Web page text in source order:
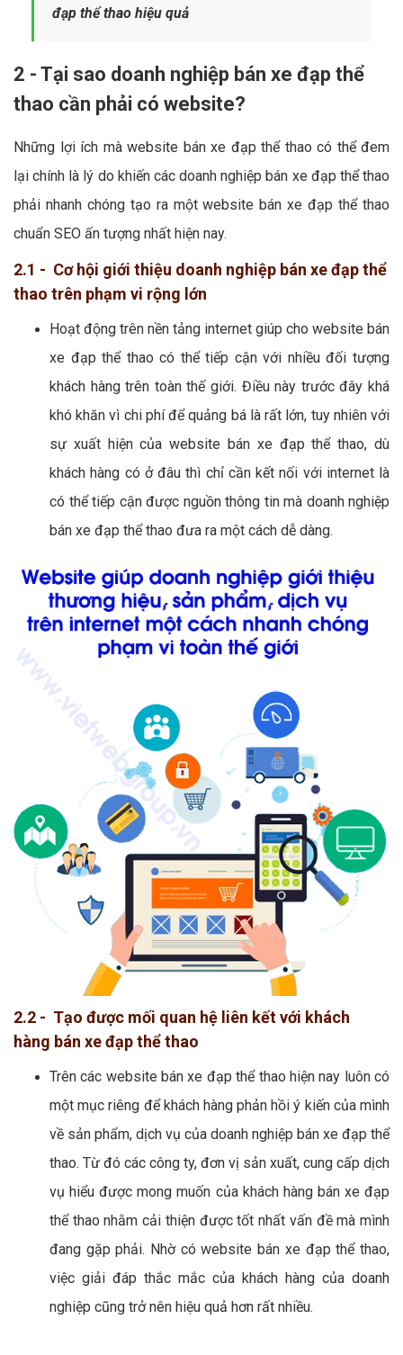
đạp thể thao hiệu quả
2 - Tại sao doanh nghiệp bán xe đạp thể
thao cần phải có website?
Những lợi ích mà website bán xe đạp thể thao có thể đem
lại chính là lý do khiến các doanh nghiệp bán xe đạp thể thao
phải nhanh chóng tạo ra một website bán xe đạp thể thao
chuẩn SEO ấn tượng nhất hiện nay.
2.1 - Cơ hội giới thiệu doanh nghiệp bán xe đạp thể
thao trên phạm vi rộng lớn
Hoạt động trên nền tảng internet giúp cho website bán
xe đạp thể thao có thể tiếp cận với nhiều đối tượng
khách hàng trên toàn thế giới. Điều này trước đây khá
khó khăn vì chi phí để quảng bá là rất lớn, tuy nhiên với
sự xuất hiện của website bán xe đạp thể thao, dù
khách hàng có ở đâu thì chỉ cần kết nối với internet là
có thể tiếp cận được nguồn thông tin mà doanh nghiệp
bán xe đạp thể thao đưa ra một cách dễ dàng.
2.2 - Tạo được mối quan hệ liên kết với khách
hàng bán xe đạp thể thao
Trên các website bán xe đạp thể thao hiện nay luôn có
một mục riêng để khách hàng phản hồi ý kiến của mình
về sản phẩm, dịch vụ của doanh nghiệp bán xe đạp thể
thao. Từ đó các công ty, đơn vị sản xuất, cung cấp dịch
vụ hiểu được mong muốn của khách hàng bán xe đạp
thể thao nhằm cải thiện được tốt nhất vấn đề mà mình
đang gặp phải. Nhờ có website bán xe đạp thể thao,
việc giải đáp thắc mắc của khách hàng của doanh
nghiệp cũng trở nên hiệu quả hơn rất nhiều.